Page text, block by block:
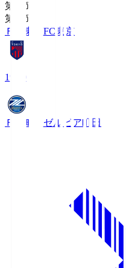
第1節
第1節
ＦＣ東京 FC東京
19:00
ＦＣ町田ゼルビア町田